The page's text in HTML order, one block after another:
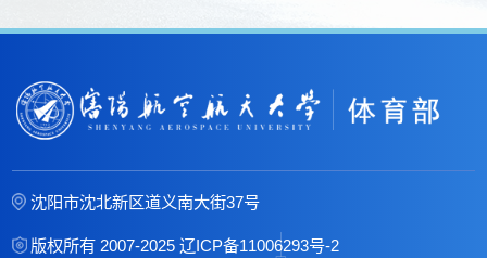
沈阳市沈北新区道义南大街37号
版权所有 2007-2025辽ICP备11006293号-2